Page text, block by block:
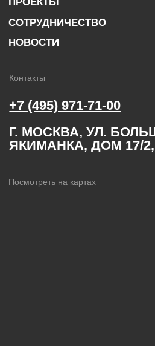
ОГРН 1024101215071
ИНН 4105025225
©2026, ООО «ПМК»
Все права защищены